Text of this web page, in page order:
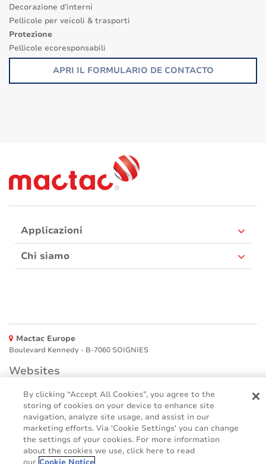
Decorazione d’interni
Pellicole per veicoli & trasporti
Protezione
Pellicole ecoresponsabili
Altre applicazioni
SegnaleticaAPRI IL FORMULARIO DE CONTACTO
Applicazioni
Chi siamo
Mactac Europe
Boulevard Kennedy - B-7060 SOIGNIES
Websites
Mactac creative awards
www.mactaccreativeawards.com
© 2016 - 2026
By clicking “Accept All Cookies”, you agree to the
storing of cookies on your device to enhance site
navigation, analyze site usage, and assist in our
marketing efforts. Via 'Cookie Settings' you can change
the settings of your cookies. For more information
about the cookies we use, click here to read